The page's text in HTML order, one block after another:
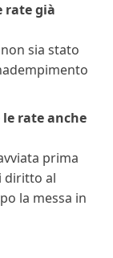
rate già
sia stato
le rate anche
prima
diritto al
la messa in